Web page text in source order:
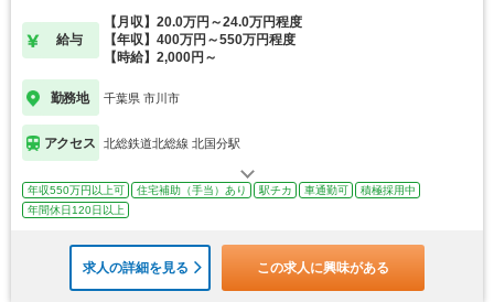
給与
【月収】20.0万円～24.0万円程度
【年収】400万円～550万円程度
【時給】2,000円～
勤務地 千葉県 市川市
アクセス 北総鉄道北総線 北国分駅
年収550万円以上可 住宅補助（手当）あり 駅チカ 車通勤可
積極採用中
年間休日120日以上
求人の詳細を見る この求人に興味がある